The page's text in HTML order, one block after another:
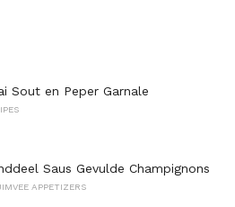
Sout en Peper Garnale
Saus Gevulde Champignons
APPETIZERS